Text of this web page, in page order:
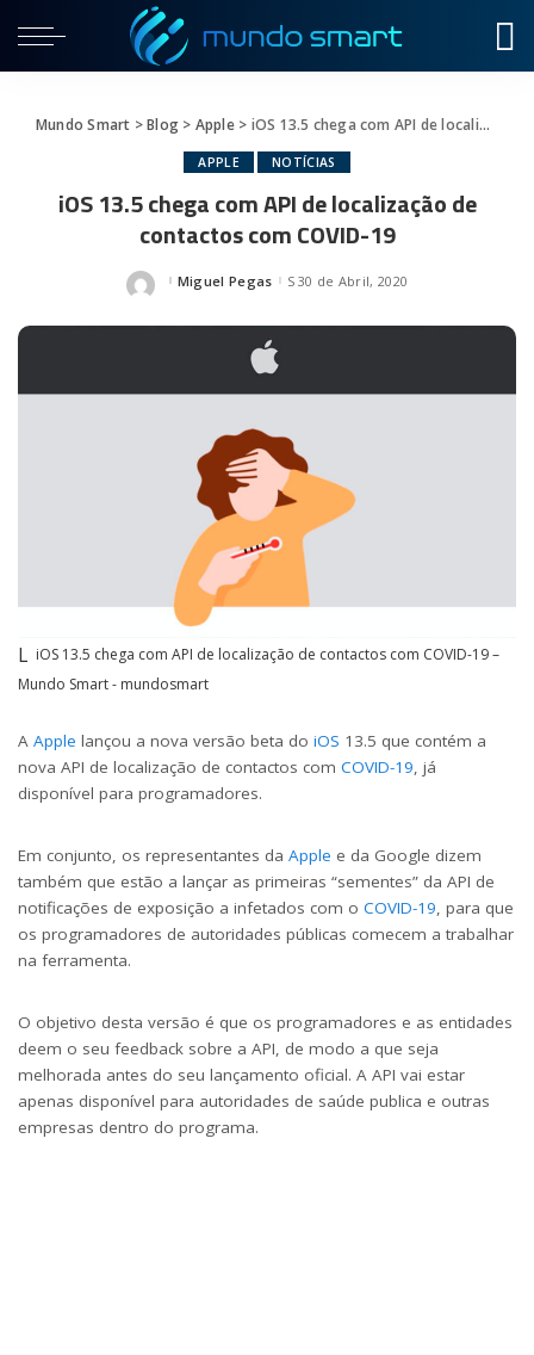
Mundo Smart >Blog > Apple> iOS 13.5 chega com API de localização de contactos com COVID-19
APPLE NOTÍCIAS
iOS 13.5 chega com API de localização de
contactos com COVID-19
Posted
Miguel Pegas 30 de Abril, 2020
iOS 13.5 chega com API de localização de contactos com COVID-19 –
Mundo Smart - mundosmart
A Apple lançou a nova versão beta do iOS 13.5 que contém a
nova API de localização de contactos com COVID-19, já
disponível para programadores.
Em conjunto, os representantes da Apple e da Google dizem
também que estão a lançar as primeiras “sementes” da API de
notificações de exposição a infetados com o COVID-19, para que
os programadores de autoridades públicas comecem a trabalhar
na ferramenta.
O objetivo desta versão é que os programadores e as entidades
deem o seu feedback sobre a API, de modo a que seja
melhorada antes do seu lançamento oficial. A API vai estar
apenas disponível para autoridades de saúde publica e outras
empresas dentro do programa.